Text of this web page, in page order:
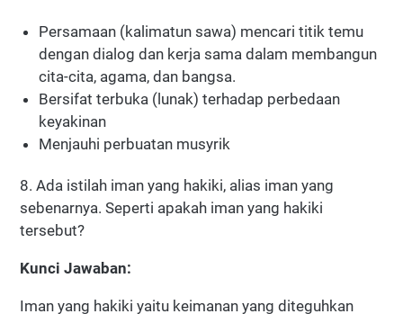
Persamaan (kalimatun sawa) mencari titik temu
dengan dialog dan kerja sama dalam membangun
cita-cita, agama, dan bangsa.
Bersifat terbuka (lunak) terhadap perbedaan
keyakinan
Menjauhi perbuatan musyrik
8. Ada istilah iman yang hakiki, alias iman yang
sebenarnya. Seperti apakah iman yang hakiki
tersebut?
Kunci Jawaban:
Iman yang hakiki yaitu keimanan yang diteguhkan